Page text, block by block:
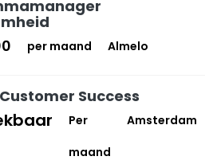
per maand Almelo
Success
Per
maand
Amsterdam